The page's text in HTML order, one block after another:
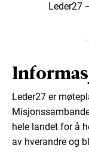
Leder27
Leder27 er
hele landet for å
av hverandre og